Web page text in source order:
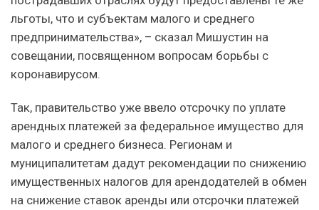
льготы, что и субъектам малого и среднего
предпринимательства», – сказал Мишустин на
совещании, посвященном вопросам борьбы с
коронавирусом.
Так, правительство уже ввело отсрочку по уплате
арендных платежей за федеральное имущество для
малого и среднего бизнеса. Регионам и
муниципалитетам дадут рекомендации по снижению
имущественных налогов для арендодателей в обмен
на снижение ставок аренды или отсрочки платежей